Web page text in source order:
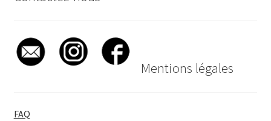
Mentions légales
FAQ